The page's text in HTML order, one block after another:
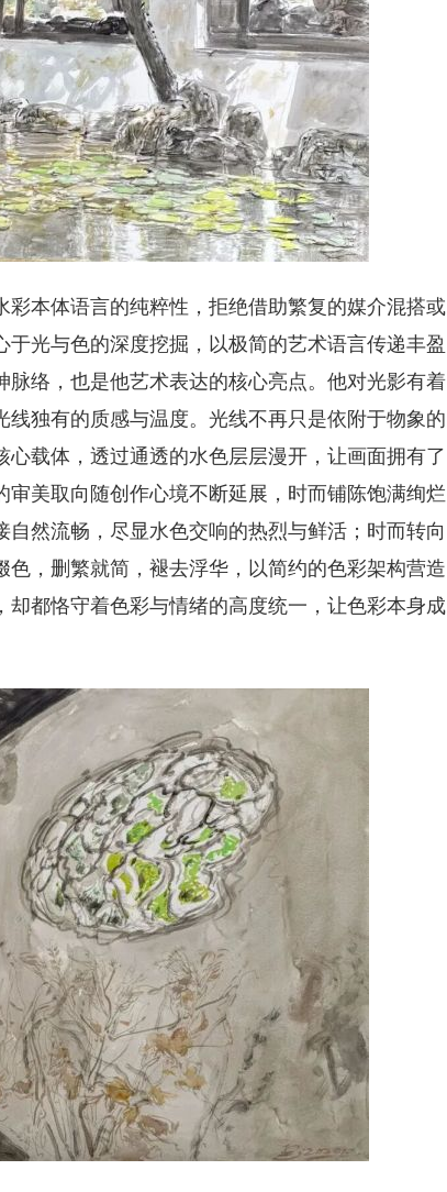
本体语言的纯粹性，拒绝借助繁复的媒介混搭或
光与色的深度挖掘，以极简的艺术语言传递丰盈
络，也是他艺术表达的核心亮点。他对光影有着
独有的质感与温度。光线不再只是依附于物象的
载体，透过通透的水色层层漫开，让画面拥有了
美取向随创作心境不断延展，时而铺陈饱满绚烂
然流畅，尽显水色交响的热烈与鲜活；时而转向
，删繁就简，褪去浮华，以简约的色彩架构营造
都恪守着色彩与情绪的高度统一，让色彩本身成